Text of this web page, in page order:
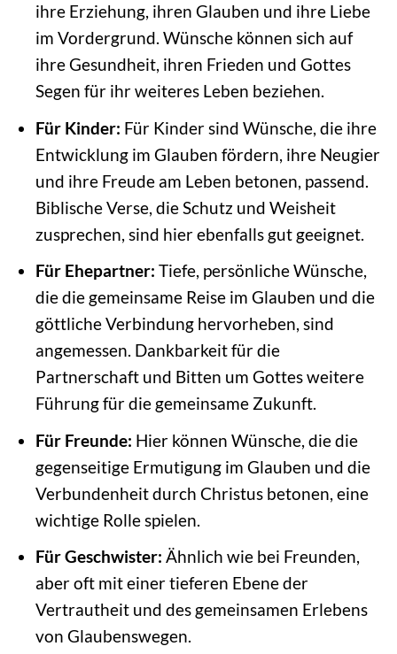
ihre Erziehung, ihren Glauben und ihre Liebe
im Vordergrund. Wünsche können sich auf
ihre Gesundheit, ihren Frieden und Gottes
Segen für ihr weiteres Leben beziehen.
Für Kinder: Für Kinder sind Wünsche, die ihre
Entwicklung im Glauben fördern, ihre Neugier
und ihre Freude am Leben betonen, passend.
Biblische Verse, die Schutz und Weisheit
zusprechen, sind hier ebenfalls gut geeignet.
Für Ehepartner: Tiefe, persönliche Wünsche,
die die gemeinsame Reise im Glauben und die
göttliche Verbindung hervorheben, sind
angemessen. Dankbarkeit für die
Partnerschaft und Bitten um Gottes weitere
Führung für die gemeinsame Zukunft.
Für Freunde: Hier können Wünsche, die die
gegenseitige Ermutigung im Glauben und die
Verbundenheit durch Christus betonen, eine
wichtige Rolle spielen.
Für Geschwister: Ähnlich wie bei Freunden,
aber oft mit einer tieferen Ebene der
Vertrautheit und des gemeinsamen Erlebens
von Glaubenswegen.